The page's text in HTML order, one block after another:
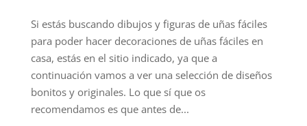
Si estás buscando dibujos y figuras de uñas fáciles
para poder hacer decoraciones de uñas fáciles en
casa, estás en el sitio indicado, ya que a
continuación vamos a ver una selección de diseños
bonitos y originales. Lo que sí que os
recomendamos es que antes de...